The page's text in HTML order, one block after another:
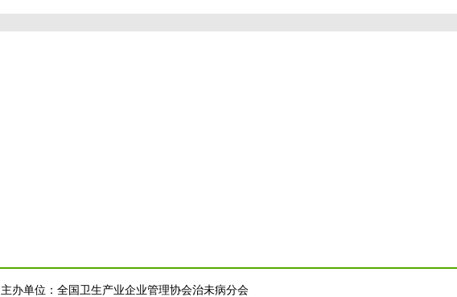
主办单位：全国卫生产业企业管理协会治未病分会